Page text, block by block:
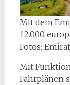
Mit dem
12.000
Fotos:
Mit
Fahrplänen